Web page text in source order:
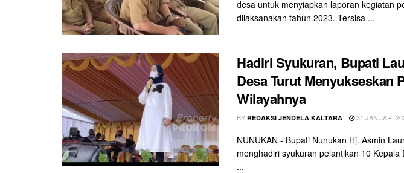
desa untuk menyiapkan laporan kegiatan
dilaksanakan tahun 2023. Tersisa ...
Hadiri Syukuran, Bupati
Desa Turut Menyukseskan
Wilayahnya
BY REDAKSI JENDELA KALTARA 31 JANUARI
NUNUKAN - Bupati Nunukan Hj. Asmin
menghadiri syukuran pelantikan 10
...